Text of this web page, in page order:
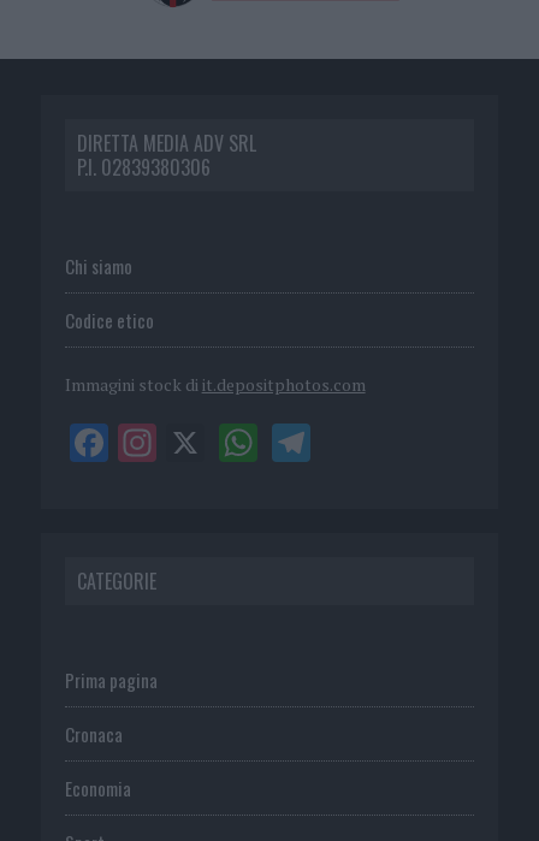
DIRETTA MEDIA ADV SRL
P.I. 02839380306
Chi siamo
Codice etico
Immagini stock di it.depositphotos.com
CATEGORIE
Prima pagina
Cronaca
Economia